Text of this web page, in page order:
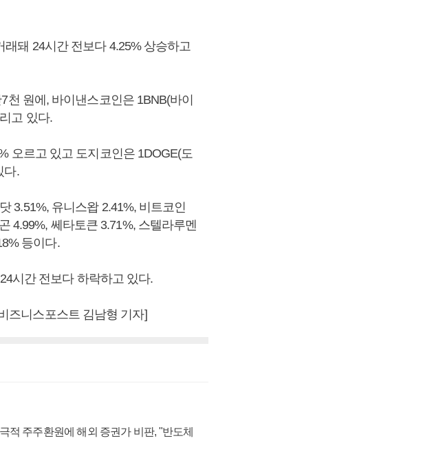
돼 24시간 전보다 4.25% 상승하고
천 원에, 바이낸스코인은 1BNB(바이
고 있다.
오르고 있고 도지코인은 1DOGE(도
다.
3.51%, 유니스왑 2.41%, 비트코인
4.99%, 쎄타토큰 3.71%, 스텔라루멘
등이다.
시간 전보다 하락하고 있다.
즈니스포스트 김남형 기자]
적 주주환원에 해외 증권가 비판, "반도체